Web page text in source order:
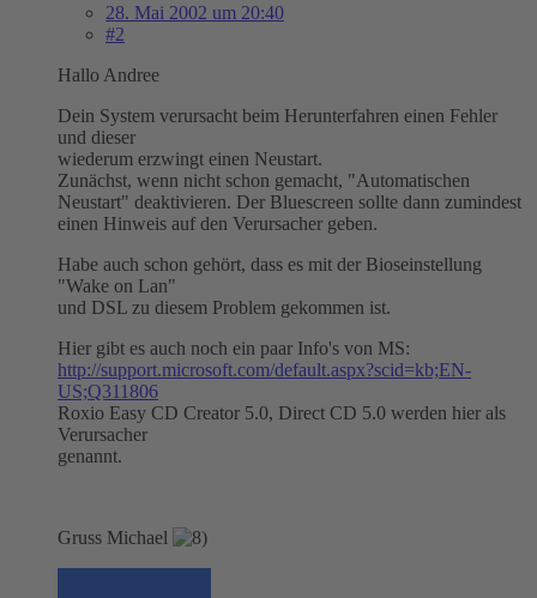
28. Mai 2002 um 20:40
#2
Hallo Andree
Dein System verursacht beim Herunterfahren einen Fehler
und dieser
wiederum erzwingt einen Neustart.
Zunächst, wenn nicht schon gemacht, "Automatischen
Neustart" deaktivieren. Der Bluescreen sollte dann zumindest
einen Hinweis auf den Verursacher geben.
Habe auch schon gehört, dass es mit der Bioseinstellung
"Wake on Lan"
und DSL zu diesem Problem gekommen ist.
Hier gibt es auch noch ein paar Info's von MS:
http://support.microsoft.com/default.aspx?scid=kb;EN-
US;Q311806
Roxio Easy CD Creator 5.0, Direct CD 5.0 werden hier als
Verursacher
genannt.
Gruss Michael